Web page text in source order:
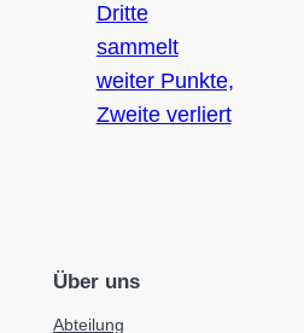
Dritte
sammelt
weiter Punkte,
Zweite verliert
Über uns
Abteilung